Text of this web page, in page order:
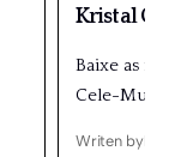
Kristal
Baixe as
Cele-
Writen by